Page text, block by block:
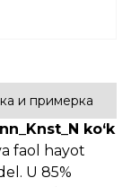
и примерка
ko‘k
faol hayot
U 85%